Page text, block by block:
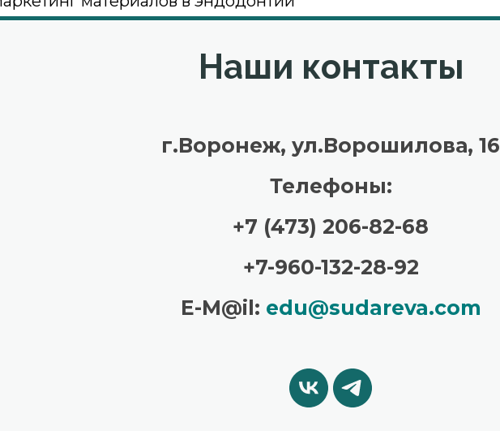
Наши контакты
г.Воронеж, ул.Ворошилова, 16
Телефоны:
+7 (473) 206-82-68
+7-960-132-28-92
E-M@il: edu@sudareva.com